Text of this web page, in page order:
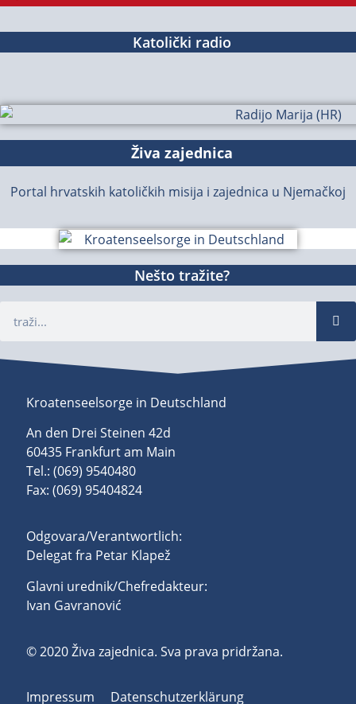
Katolički radio
Živa zajednica
Portal hrvatskih katoličkih misija i zajednica u Njemačkoj
Nešto tražite?
Kroatenseelsorge in Deutschland
An den Drei Steinen 42d
60435 Frankfurt am Main
Tel.: (069) 9540480
Fax: (069) 95404824
Odgovara/Verantwortlich:
Delegat fra Petar Klapež
Glavni urednik/Chefredakteur:
Ivan Gavranović
© 2020 Živa zajednica. Sva prava pridržana.
Impressum
Datenschutzerklärung